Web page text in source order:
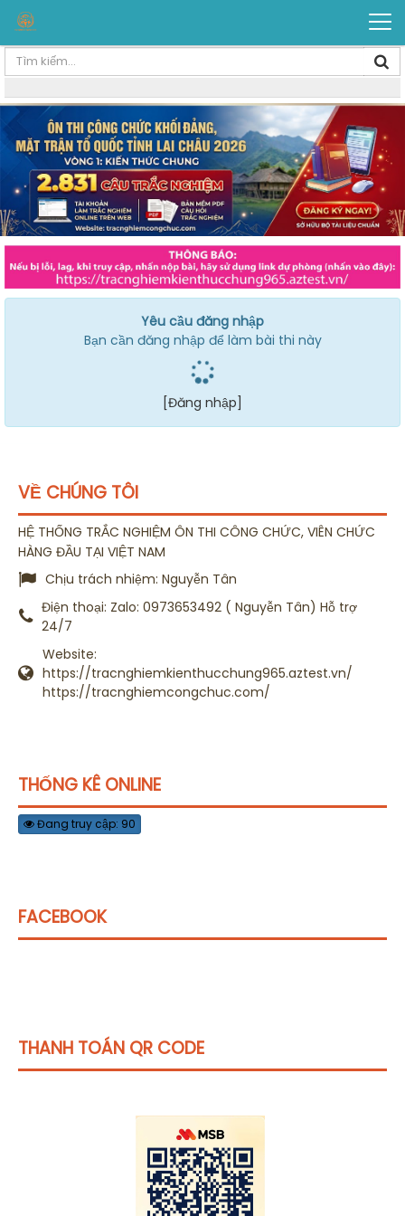
Yêu cầu đăng nhập
Bạn cần đăng nhập để làm bài thi này
[Đăng nhập]
VỀ CHÚNG TÔI
HỆ THỐNG TRẮC NGHIỆM ÔN THI CÔNG CHỨC, VIÊN CHỨC
HÀNG ĐẦU TẠI VIỆT NAM
Chịu trách nhiệm: Nguyễn Tân
Điện thoại: Zalo: 0973653492 ( Nguyễn Tân) Hỗ trợ
24/7
Website:
https://tracnghiemkienthucchung965.aztest.vn/
https://tracnghiemcongchuc.com/
THỐNG KÊ ONLINE
Đang truy cập: 90
FACEBOOK
THANH TOÁN QR CODE